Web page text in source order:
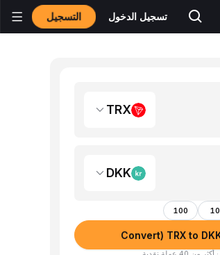
تسجيل الدخول التسجيل
TRX
DKK
10
100